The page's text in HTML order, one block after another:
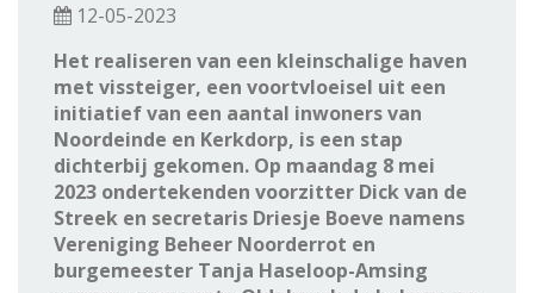
12-05-2023
Het realiseren van een kleinschalige haven
met vissteiger, een voortvloeisel uit een
initiatief van een aantal inwoners van
Noordeinde en Kerkdorp, is een stap
dichterbij gekomen. Op maandag 8 mei
2023 ondertekenden voorzitter Dick van de
Streek en secretaris Driesje Boeve namens
Vereniging Beheer Noorderrot en
burgemeester Tanja Haseloop-Amsing